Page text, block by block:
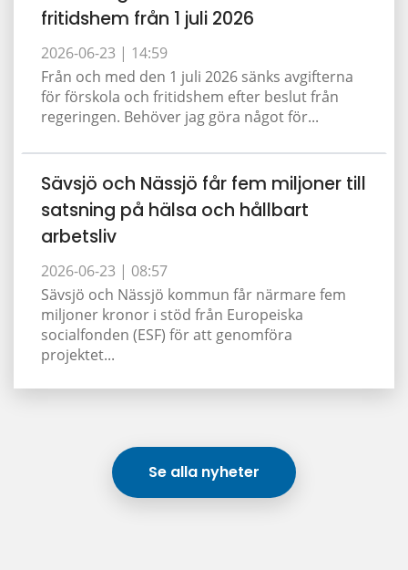
fritidshem från 1 juli 2026
2026-06-23 | 14:59
Från och med den 1 juli 2026 sänks avgifterna
för förskola och fritidshem efter beslut från
regeringen. Behöver jag göra något för...
Sävsjö och Nässjö får fem miljoner till
satsning på hälsa och hållbart
arbetsliv
2026-06-23 | 08:57
Sävsjö och Nässjö kommun får närmare fem
miljoner kronor i stöd från Europeiska
socialfonden (ESF) för att genomföra
projektet...
Se alla nyheter